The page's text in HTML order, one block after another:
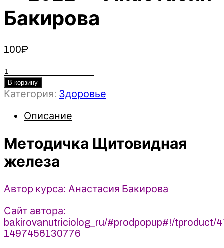
Бакирова
100₽
Количество
товара
Методичка
железа
2022
-
Анастасия
В корзину
Категория: Здоровье
Описание
Методичка Щитовидная
железа
Автор курса: Анастасия Бакирова
Сайт автора:
bakirovanutriciolog_ru/#prodpopup#!/tproduct/
1497456130776